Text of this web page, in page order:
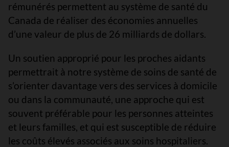
rémunérés permettent au système de santé du
Canada de réaliser des économies annuelles
d’une valeur de plus de 26 milliards de dollars.
Un soutien approprié pour les proches aidants
permettrait à notre système de soins de santé de
s’orienter davantage vers des services à domicile
ou dans la communauté, une approche qui est
souvent préférable pour les personnes atteintes
et leurs familles, et qui est susceptible de réduire
les coûts élevés associés aux soins hospitaliers.